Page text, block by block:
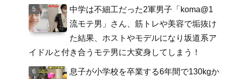
中学は不細工だった2軍男子「koma@1
流モテ男」さん、筋トレや美容で垢抜け
た結果、ホストやモデルになり坂道系ア
イドルと付き合うモテ男に大変身してしまう！
息子が小学校を卒業する6年間で130kgか